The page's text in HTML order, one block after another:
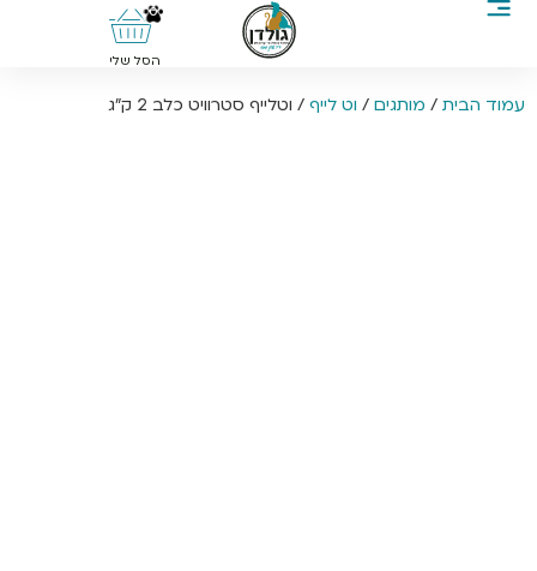
0
הסל שלי
עמוד הבית / מותגים / וט לייף / וטלייף סטרוויט כלב 2 ק”ג